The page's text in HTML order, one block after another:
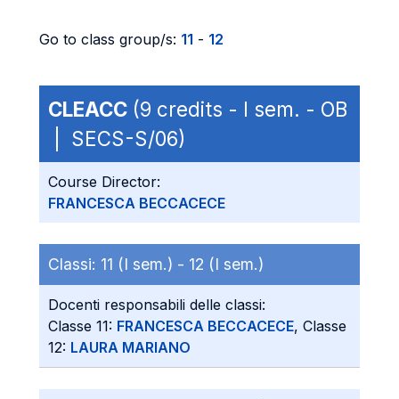
Go to class group/s: 11 - 12
CLEACC (9 credits - I sem. - OB
| SECS-S/06)
Course Director:
FRANCESCA BECCACECE
Classi: 11 (I sem.) - 12 (I sem.)
Docenti responsabili delle classi:
Classe 11: FRANCESCA BECCACECE, Classe
12: LAURA MARIANO